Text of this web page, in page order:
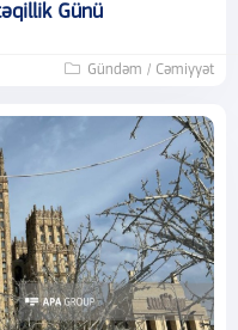
Günü
Gündəm / Cəmiyyət